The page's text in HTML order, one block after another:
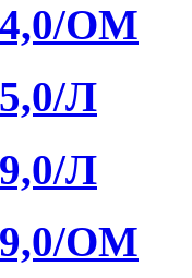
ОМ
Л
Л
ОМ